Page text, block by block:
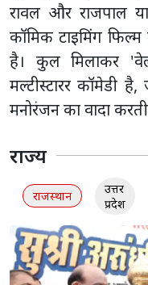
रावल और राजपाल
कॉमिक टाइमिंग
है। कुल मिलाकर
मल्टीस्टारर
मनोरंजन का वादा
राज्य
राजस्थान
उत्तर
प्रदेश